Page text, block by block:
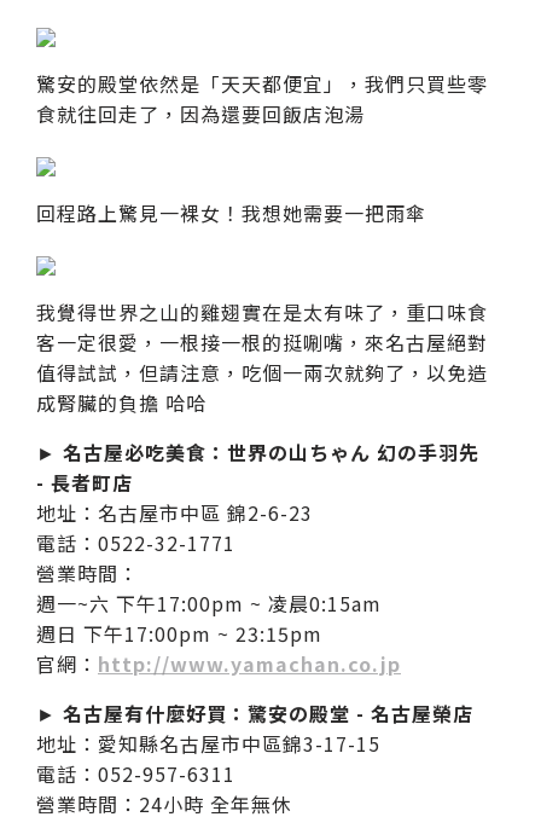
驚安的殿堂依然是「天天都便宜」，我們只買些零
食就往回走了，因為還要回飯店泡湯
回程路上驚見一裸女！我想她需要一把雨傘
我覺得世界之山的雞翅實在是太有味了，重口味食
客一定很愛，一根接一根的挺唰嘴，來名古屋絕對
值得試試，但請注意，吃個一兩次就夠了，以免造
成腎臟的負擔 哈哈
► 名古屋必吃美食：世界の山ちゃん 幻の手羽先
- 長者町店
地址：名古屋市中區 錦2-6-23
電話：0522-32-1771
營業時間：
週一~六 下午17:00pm ~ 凌晨0:15am
週日 下午17:00pm ~ 23:15pm
官網： http://www.yamachan.co.jp
► 名古屋有什麼好買：驚安の殿堂 - 名古屋榮店
地址：愛知縣名古屋市中區錦3-17-15
電話：052-957-6311
營業時間：24小時 全年無休